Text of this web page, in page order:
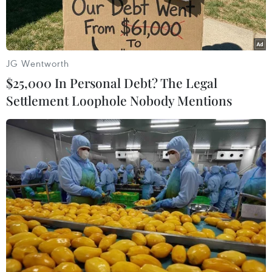
Năm 1993, Đình và Chùa Đông Ngạc được công
nhận là di tích lịch sử quốcgia.
Đình Đông Ngạc
Đình Đông Ngạc thờ 3 vị Thành hoàng làng là
Độc Cước, Lê Khôi (cháu gọi LêLợi bằng bác), có
công dẹp giặc Minh, đánh tan giặc Chiêm Thành
và một vị thổthần, được ghi trong sắc phong là
“Bảo vệ Chương Hòa đốn ngưng thổ địa
hiểnchưng chí thần”.
Tiền thân của đình là một ngôi miếu cổ dựng từ
thời nhà Đường sang đô hộnước ta và đã được
trùng tu nhiều lần qua các văn bia ghi vào các
năm 1635,1653, 1718, 1836, 1941…
JG Wentworth
$25,000 In Personal Debt? The Legal
Settlement Loophole Nobody Mentions